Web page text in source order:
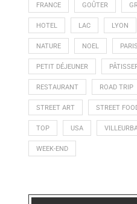
FRANCE GOÛTER
HOTEL LAC LYON
NATURE NOEL PARIS
PETIT DÉJEUNER
RESTAURANT ROAD TRIP
STREET ART STREET
TOP USA
WEEK-END